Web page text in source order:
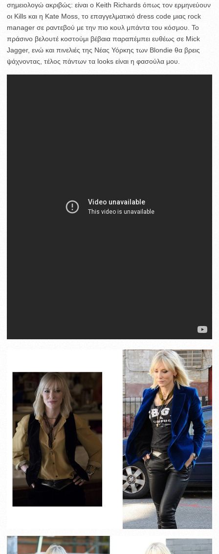
σημειολογώ ακριβώς: είναι ο Keith Richards όπως τον ερμηνεύουν
οι Kills και η Kate Moss, το επαγγελματικό dress code μιας rock
manager σε ραντεβού με την πιο κουλ μπάντα του κόσμου. Το
πράσινο βελουτέ κοστούμι βέβαια παραπέμπει ευθέως σε Mick
Jagger, ενώ και πινελιές της Νέας Υόρκης των Blondie θα βρεις
ψάχνοντας, τέλος πάντων τα looks είναι η φασούλα μου.